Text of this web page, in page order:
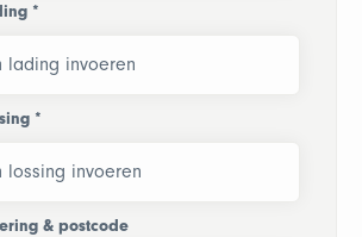
*
*
& postcode